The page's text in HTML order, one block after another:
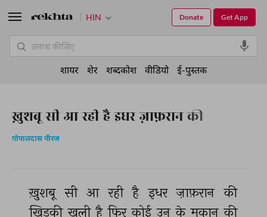
ख़ुशबू सी आ रही है इधर ज़ाफ़रान की
गोपालदास नीरज
ख़ुशबू सी आ रही है इधर ज़ाफ़रान की
खिड़की खुली है फिर कोई उन के मकान की
HIN Get App
Donate
शायर शेर शब्दकोश वीडियो ई-पुस्तक